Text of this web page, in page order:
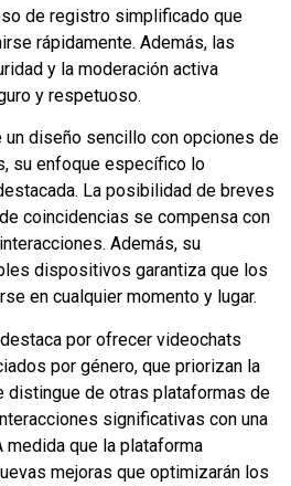
de registro simplificado que
rápidamente. Además, las
y la moderación activa
y respetuoso.
un diseño sencillo con opciones de
su enfoque específico lo
La posibilidad de breves
coincidencias se compensa con
Además, su
dispositivos garantiza que los
en cualquier momento y lugar.
por ofrecer videochats
por género, que priorizan la
distingue de otras plataformas de
significativas con una
medida que la plataforma
mejoras que optimizarán los